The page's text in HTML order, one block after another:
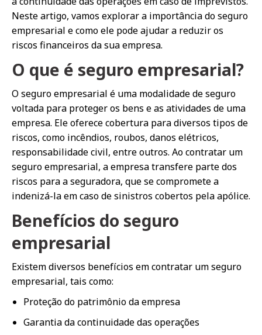
Neste artigo, vamos explorar a importância do seguro
empresarial e como ele pode ajudar a reduzir os
riscos financeiros da sua empresa.
O que é seguro empresarial?
O seguro empresarial é uma modalidade de seguro
voltada para proteger os bens e as atividades de uma
empresa. Ele oferece cobertura para diversos tipos de
riscos, como incêndios, roubos, danos elétricos,
responsabilidade civil, entre outros. Ao contratar um
seguro empresarial, a empresa transfere parte dos
riscos para a seguradora, que se compromete a
indenizá-la em caso de sinistros cobertos pela apólice.
Benefícios do seguro
empresarial
Existem diversos benefícios em contratar um seguro
empresarial, tais como:
Proteção do patrimônio da empresa
Garantia da continuidade das operações